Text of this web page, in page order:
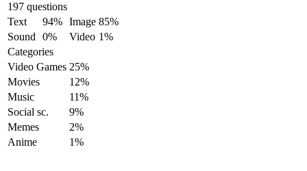
197 questions
Text
94% Image 85%
Sound
0% Video 1%
Categories
Video Games 25%
Movies
12%
Music
11%
Social sc.
9%
Memes
2%
Anime
1%